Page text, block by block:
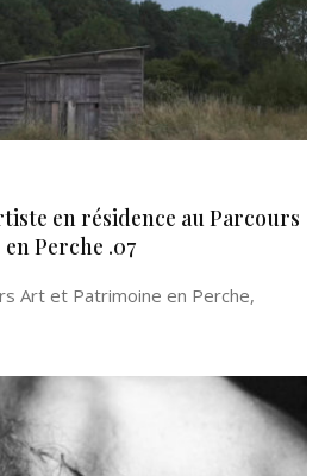
en résidence au Parcours
Perche .07
Art et Patrimoine en Perche,